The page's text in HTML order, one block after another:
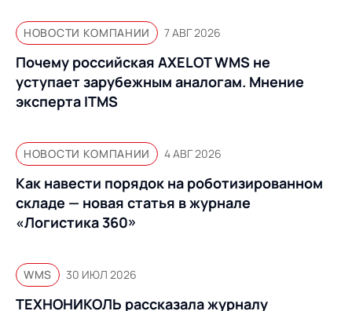
НОВОСТИ КОМПАНИИ 7 АВГ 2026
Почему российская AXELOT WMS не
уступает зарубежным аналогам. Мнение
эксперта ITMS
НОВОСТИ КОМПАНИИ 4 АВГ 2026
Как навести порядок на роботизированном
складе — новая статья в журнале
«Логистика 360»
WMS 30 ИЮЛ 2026
ТЕХНОНИКОЛЬ рассказала журналу